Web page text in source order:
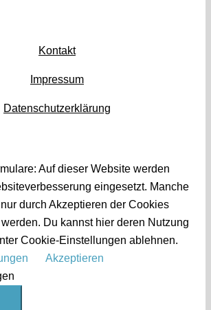
Kontakt
Impressum
Datenschutzerklärung
Auf dieser Website werden
eingesetzt. Manche
durch Akzeptieren der Cookies
Du kannst hier deren Nutzung
Cookie-Einstellungen ablehnen.
Akzeptieren